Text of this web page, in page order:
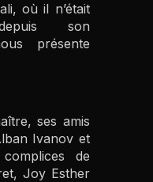
où il n’était
son
présente
ses amis
Ivanov et
de
Joy Esther